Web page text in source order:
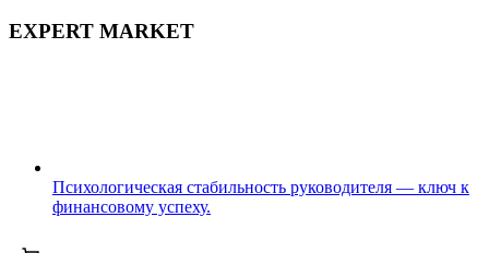
EXPERT MARKET
Психологическая стабильность руководителя — ключ к
финансовому успеху.